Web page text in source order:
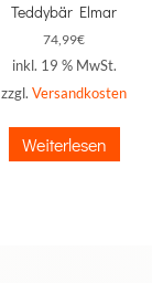
Teddybär Elmar
74,99€
inkl. 19 % MwSt.
zzgl. Versandkosten
Weiterlesen